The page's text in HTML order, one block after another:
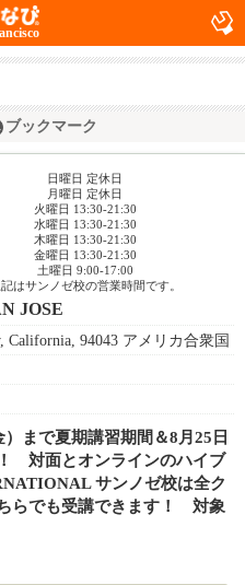
ブックマーク
日曜日 定休日
月曜日 定休日
火曜日 13:30-21:30
水曜日 13:30-21:30
木曜日 13:30-21:30
金曜日 13:30-21:30
土曜日 9:00-17:00
記はサンノゼ校の営業時間です。
JOSE
California, 94043 アメリカ合衆国
まで夏期講習期間＆8月25日
対面とオンラインのハイブ
サンノゼ校は全ク
らでも受講できます！ 対象